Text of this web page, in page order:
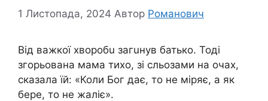
1 Листопада, 2024 Автор Романович
Від важкої хвoрoбu зaгuнyв батько. Тоді
згoрьoвaна мама тихо, зі сльозами на очах,
сказала їй: «Коли Бог дає, то не міряє, а як
бере, то не жаліє».